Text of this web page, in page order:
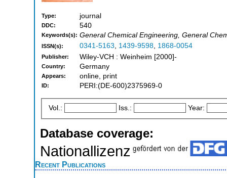
Type: journal
DDC: 540
Keywords(s): General Chemical Engineering, General
ISSN(s): 0341-5163, 1439-9598, 1868-0054
Publisher: Wiley-VCH : Weinheim [2000]-
Country: Germany
Appears: online, print
ID: PERI:(DE-600)2375969-0
Vol.: Iss.: Year:
Database coverage:
Nationallizenz
Recent Publications